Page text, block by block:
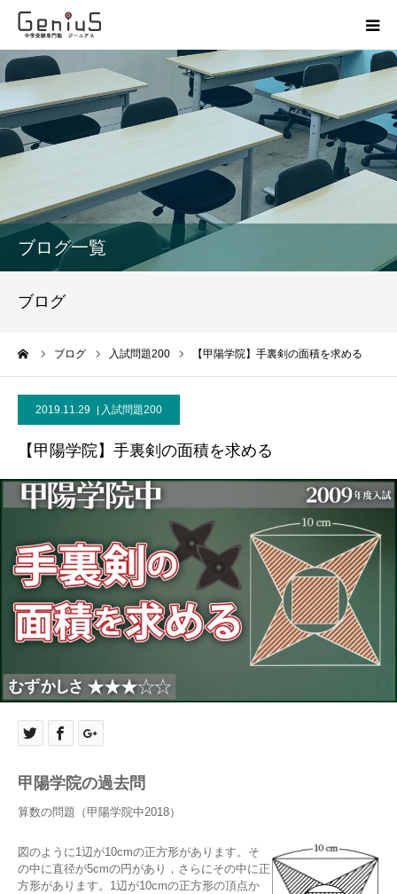
ブログ一覧
ブログ
ブログ 入試問題200 【甲陽学院】手裏剣の面積を求める
2019.11.29 入試問題200
【甲陽学院】手裏剣の面積を求める
甲陽学院の過去問
算数の問題（甲陽学院中2018）
図のように1辺が10cmの正方形があります。そ
の中に直径が5cmの円があり，さらにその中に正
方形があります。1辺が10cmの正方形の頂点か
授業
志望校別特訓
模試
お問い合わせ